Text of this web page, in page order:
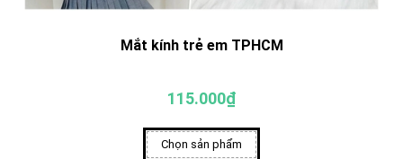
Mắt kính trẻ em TPHCM
115.000₫
Chọn sản phẩm